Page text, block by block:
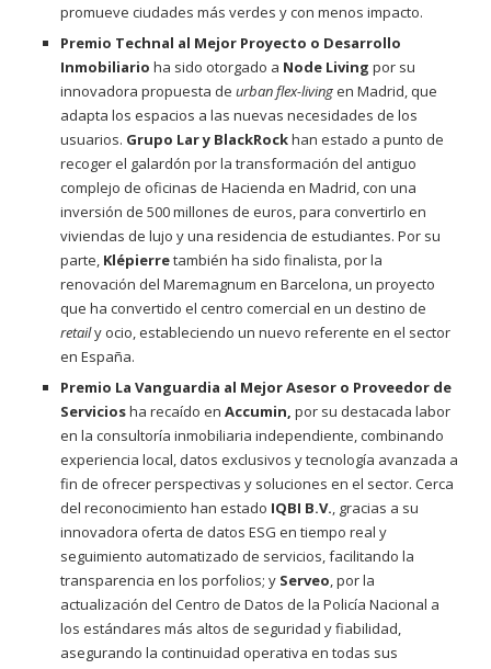
promueve ciudades más verdes y con menos impacto.
Premio Technal al Mejor Proyecto o Desarrollo
Inmobiliario ha sido otorgado a Node Living por su
innovadora propuesta de urban flex-livingen Madrid, que
adapta los espacios a las nuevas necesidades de los
usuarios. Grupo Lar y BlackRockhan estado a punto de
recoger el galardón por la transformación del antiguo
complejo de oficinas de Hacienda en Madrid, con una
inversión de 500 millones de euros, para convertirlo en
viviendas de lujo y una residencia de estudiantes. Por su
parte, Klépierretambién ha sido finalista, por la
renovación del Maremagnum en Barcelona, un proyecto
que ha convertido el centro comercial en un destino de
retaily ocio, estableciendo un nuevo referente en el sector
en España.
Premio La Vanguardia al Mejor Asesor o Proveedor de
Serviciosha recaído en Accumin, por su destacada labor
en la consultoría inmobiliaria independiente, combinando
experiencia local, datos exclusivos y tecnología avanzada a
fin de ofrecer perspectivas y soluciones en el sector. Cerca
del reconocimiento han estado IQBI B.V., gracias a su
innovadora oferta de datos ESG en tiempo real y
seguimiento automatizado de servicios, facilitando la
transparencia en los porfolios; y Serveo, por la
actualización del Centro de Datos de la Policía Nacional a
los estándares más altos de seguridad y fiabilidad,
asegurando la continuidad operativa en todas sus